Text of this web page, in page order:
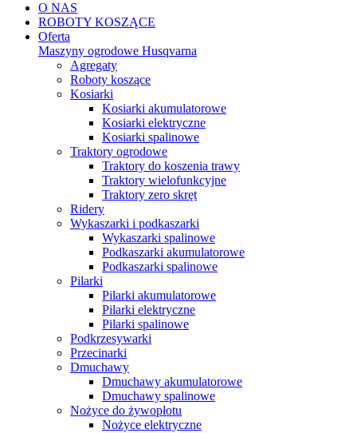
O NAS
ROBOTY KOSZĄCE
Oferta
Maszyny ogrodowe Husqvarna
Agregaty
Roboty koszące
Kosiarki
Kosiarki akumulatorowe
Kosiarki elektryczne
Kosiarki spalinowe
Traktory ogrodowe
Traktory do koszenia trawy
Traktory wielofunkcyjne
Traktory zero skręt
Ridery
Wykaszarki i podkaszarki
Wykaszarki spalinowe
Podkaszarki akumulatorowe
Podkaszarki spalinowe
Pilarki
Pilarki akumulatorowe
Pilarki elektryczne
Pilarki spalinowe
Podkrzesywarki
Przecinarki
Dmuchawy
Dmuchawy akumulatorowe
Dmuchawy spalinowe
Nożyce do żywopłotu
Nożyce elektryczne